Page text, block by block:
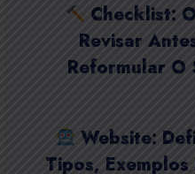
Checklist:
Revisar
Reformular O
Website:
Tipos, Exemplos